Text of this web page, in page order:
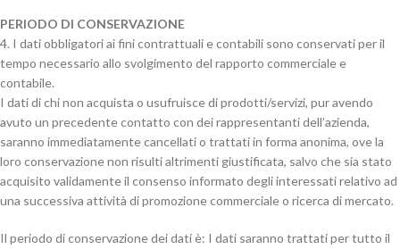
PERIODO DI CONSERVAZIONE
4. I dati obbligatori ai fini contrattuali e contabili sono conservati per il
tempo necessario allo svolgimento del rapporto commerciale e
contabile.
I dati di chi non acquista o usufruisce di prodotti/servizi, pur avendo
avuto un precedente contatto con dei rappresentanti dell’azienda,
saranno immediatamente cancellati o trattati in forma anonima, ove la
loro conservazione non risulti altrimenti giustificata, salvo che sia stato
acquisito validamente il consenso informato degli interessati relativo ad
una successiva attività di promozione commerciale o ricerca di mercato.
Il periodo di conservazione dei dati è: I dati saranno trattati per tutto il